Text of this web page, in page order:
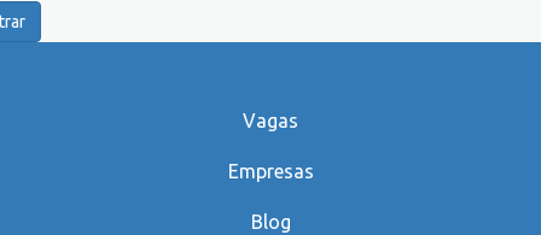
Vagas
Empresas
Blog